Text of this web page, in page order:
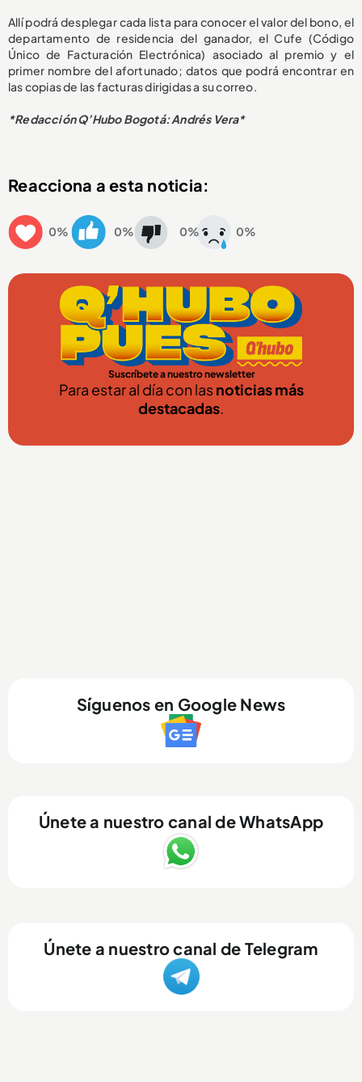
Allí podrá desplegar cada lista para conocer el valor del bono, el
departamento de residencia del ganador, el Cufe (Código
Único de Facturación Electrónica) asociado al premio y el
primer nombre del afortunado; datos que podrá encontrar en
las copias de las facturas dirigidas a su correo.
*Redacción Q’Hubo Bogotá: Andrés Vera*
Reacciona a esta noticia:
0% 0% 0% 0%
Suscríbete a nuestro newsletter
Para estar al día con lasnoticias más
destacadas.
Síguenos en Google News
Únete a nuestro canal de WhatsApp
Únete a nuestro canal de Telegram